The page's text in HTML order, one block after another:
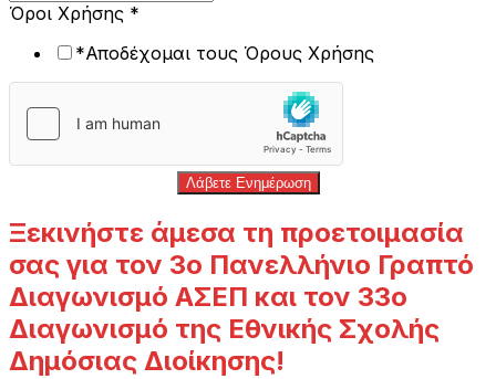
Όροι Χρήσης *
*Αποδέχομαι τους Όρους Χρήσης
Λάβετε Ενημέρωση
Ξεκινήστε άμεσα τη προετοιμασία
σας για τον 3ο Πανελλήνιο Γραπτό
Διαγωνισμό ΑΣΕΠ και τον 33ο
Διαγωνισμό της Εθνικής Σχολής
Δημόσιας Διοίκησης!